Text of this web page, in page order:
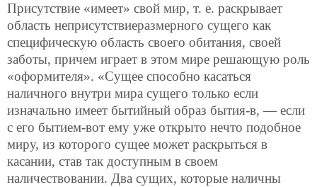
Присутствие «имеет» свой мир, т. е. раскрывает
область неприсутствиеразмерного сущего как
специфическую область своего обитания, своей
заботы, причем играет в этом мире решающую роль
«оформителя». «Сущее способно касаться
наличного внутри мира сущего только если
изначально имеет бытийный образ бытия-в, — если
с его бытием-вот ему уже открыто нечто подобное
миру, из которого сущее может раскрыться в
касании, став так доступным в своем
наличествовании. Два сущих, которые наличны